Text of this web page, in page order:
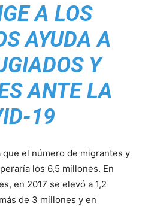
A LOS
AYUDA A
Y
ANTE LA
19
que el número de migrantes y
los 6,5 millones. En
en 2017 se elevó a 1,2
de 3 millones y en